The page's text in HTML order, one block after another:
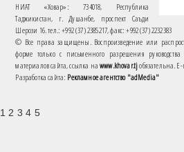
НИАТ «Ховар»: 734018, Республика
Таджикистан, г. Душанбе, проспект Саъди
Шерози 16. тел.: +992 (37) 2385217, факс: +992 (37) 2232383
© Все права защищены. Воспроизведение или
форме только с письменного разрешения руководства
материалов сайта, ссылка наwww.khovar.tjобязательна.
Разработка сайта: Рекламное агентство "adMedia"
1 2 3 4 5